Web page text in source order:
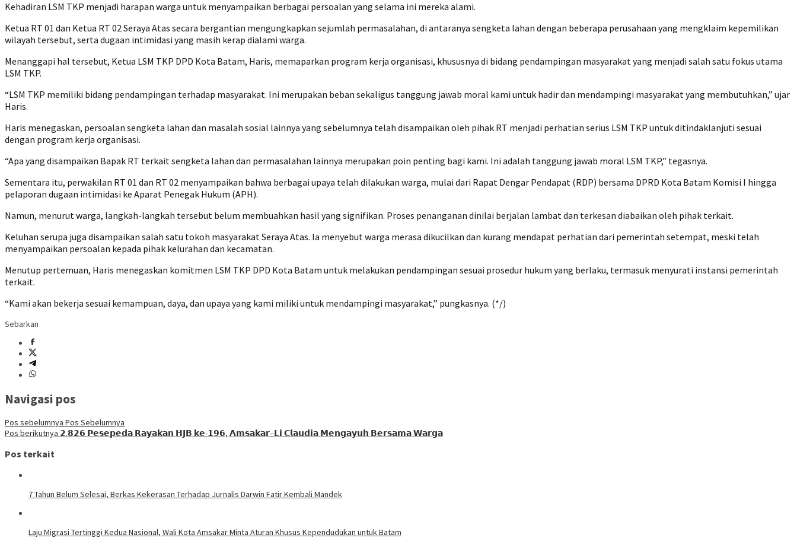
Kehadiran LSM TKP menjadi harapan warga untuk menyampaikan berbagai persoalan yang selama ini mereka alami.
‎Ketua RT 01 dan Ketua RT 02 Seraya Atas secara bergantian mengungkapkan sejumlah permasalahan, di antaranya sengketa lahan dengan beberapa perusahaan yang mengklaim kepemilikan
wilayah tersebut, serta dugaan intimidasi yang masih kerap dialami warga.
‎Menanggapi hal tersebut, Ketua LSM TKP DPD Kota Batam, Haris, memaparkan program kerja organisasi, khususnya di bidang pendampingan masyarakat yang menjadi salah satu fokus utama
LSM TKP.
‎“LSM TKP memiliki bidang pendampingan terhadap masyarakat. Ini merupakan beban sekaligus tanggung jawab moral kami untuk hadir dan mendampingi masyarakat yang membutuhkan,” ujar
Haris.
‎Haris menegaskan, persoalan sengketa lahan dan masalah sosial lainnya yang sebelumnya telah disampaikan oleh pihak RT menjadi perhatian serius LSM TKP untuk ditindaklanjuti sesuai
dengan program kerja organisasi.
‎“Apa yang disampaikan Bapak RT terkait sengketa lahan dan permasalahan lainnya merupakan poin penting bagi kami. Ini adalah tanggung jawab moral LSM TKP,” tegasnya.
‎Sementara itu, perwakilan RT 01 dan RT 02 menyampaikan bahwa berbagai upaya telah dilakukan warga, mulai dari Rapat Dengar Pendapat (RDP) bersama DPRD Kota Batam Komisi I hingga
pelaporan dugaan intimidasi ke Aparat Penegak Hukum (APH).
‎Namun, menurut warga, langkah-langkah tersebut belum membuahkan hasil yang signifikan. Proses penanganan dinilai berjalan lambat dan terkesan diabaikan oleh pihak terkait.
‎Keluhan serupa juga disampaikan salah satu tokoh masyarakat Seraya Atas. Ia menyebut warga merasa dikucilkan dan kurang mendapat perhatian dari pemerintah setempat, meski telah
menyampaikan persoalan kepada pihak kelurahan dan kecamatan.
‎Menutup pertemuan, Haris menegaskan komitmen LSM TKP DPD Kota Batam untuk melakukan pendampingan sesuai prosedur hukum yang berlaku, termasuk menyurati instansi pemerintah
terkait.
“Kami akan bekerja sesuai kemampuan, daya, dan upaya yang kami miliki untuk mendampingi masyarakat,” pungkasnya. (*/)
Sebarkan
Navigasi pos
Pos sebelumnya Pos Sebelumnya
Pos berikutnya 𝟮.𝟴𝟮𝟲 𝗣𝗲𝘀𝗲𝗽𝗲𝗱𝗮 𝗥𝗮𝘆𝗮𝗸𝗮𝗻 𝗛𝗝𝗕 𝗸𝗲-𝟭𝟵𝟲, 𝗔𝗺𝘀𝗮𝗸𝗮𝗿–𝗟𝗶 𝗖𝗹𝗮𝘂𝗱𝗶𝗮 𝗠𝗲𝗻𝗴𝗮𝘆𝘂𝗵 𝗕𝗲𝗿𝘀𝗮𝗺𝗮 𝗪𝗮𝗿𝗴𝗮
Pos terkait
7 Tahun Belum Selesai, Berkas Kekerasan Terhadap Jurnalis Darwin Fatir Kembali Mandek
Laju Migrasi Tertinggi Kedua Nasional, Wali Kota Amsakar Minta Aturan Khusus Kependudukan untuk Batam